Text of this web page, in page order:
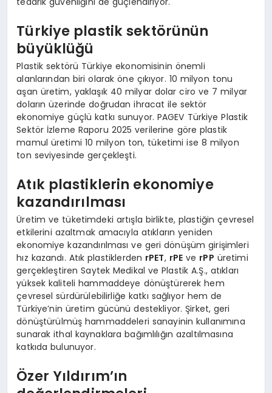
Türkiye plastik sektörünün
büyüklüğü
Plastik sektörü Türkiye ekonomisinin önemli
alanlarından biri olarak öne çıkıyor. 10 milyon tonu
aşan üretim, yaklaşık 40 milyar dolar ciro ve 7 milyar
doların üzerinde doğrudan ihracat ile sektör
ekonomiye güçlü katkı sunuyor. PAGEV Türkiye Plastik
Sektör İzleme Raporu 2025 verilerine göre plastik
mamul üretimi 10 milyon ton, tüketimi ise 8 milyon
ton seviyesinde gerçekleşti.
Atık plastiklerin ekonomiye
kazandırılması
Üretim ve tüketimdeki artışla birlikte, plastiğin çevresel
etkilerini azaltmak amacıyla atıkların yeniden
ekonomiye kazandırılması ve geri dönüşüm girişimleri
hız kazandı. Atık plastiklerden rPET, rPE ve rPP üretimi
gerçekleştiren Saytek Medikal ve Plastik A.Ş., atıkları
yüksek kaliteli hammaddeye dönüştürerek hem
çevresel sürdürülebilirliğe katkı sağlıyor hem de
Türkiye’nin üretim gücünü destekliyor. Şirket, geri
dönüştürülmüş hammaddeleri sanayinin kullanımına
sunarak ithal kaynaklara bağımlılığın azaltılmasına
katkıda bulunuyor.
Özer Yıldırım’ın